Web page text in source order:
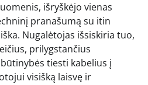
išryškėjo vienas
pranašumą su itin
Nugalėtojas išsiskiria tuo,
prilygstančius
tiesti kabelius į
visišką laisvę ir